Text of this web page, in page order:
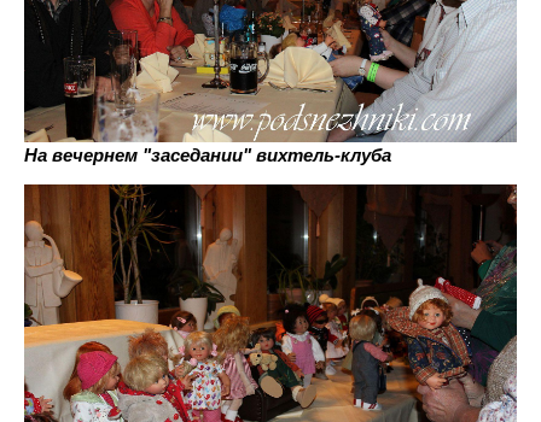
На вечернем "заседании" вихтель-клуба